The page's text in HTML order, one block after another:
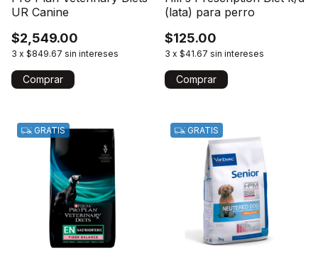
UR Canine
$2,549.00
3 x $849.67 sin intereses
Comprar
(lata) para perro
$125.00
3 x $41.67 sin intereses
GRATIS GRATIS